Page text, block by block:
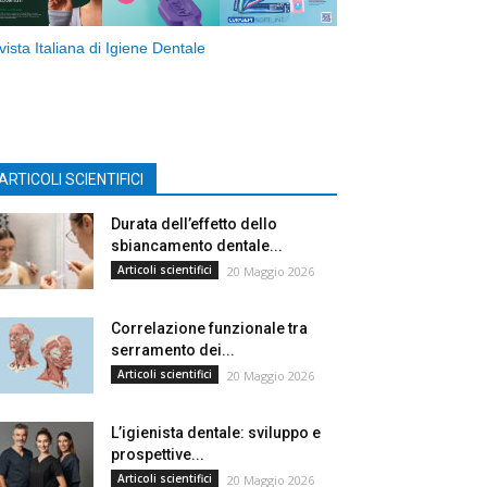
Italiana di Igiene Dentale
SCIENTIFICI
Durata dell’effetto dello
sbiancamento dentale...
Articoli scientifici 20 Maggio 2026
Correlazione funzionale tra
serramento dei...
Articoli scientifici 20 Maggio 2026
L’igienista dentale: sviluppo e
prospettive...
Articoli scientifici 20 Maggio 2026